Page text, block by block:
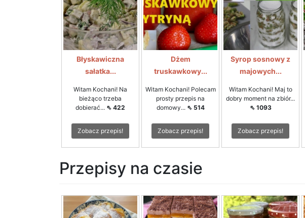
Błyskawiczna
sałatka...
Witam Kochani! Na
bieżąco trzeba
dobierać... ⇖ 422
Zobacz przepis!
Dżem
truskawkowy...
Witam Kochani! Polecam
prosty przepis na
domowy... ⇖ 514
Zobacz przepis!
Syrop sosnowy z
majowych...
Witam Kochani! Maj to
dobry moment na zbiór...
⇖ 1093
Zobacz przepis!
Przepisy na czasie